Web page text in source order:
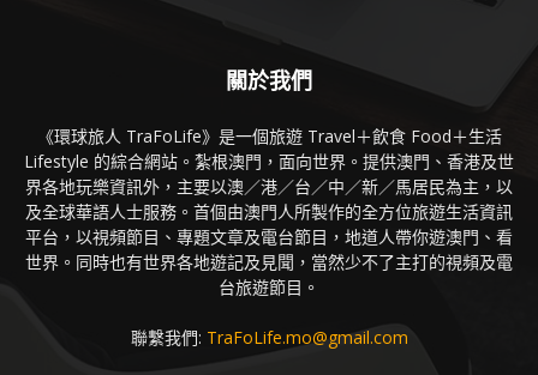
關於我們
《環球旅人 TraFoLife》是一個旅遊 Travel＋飲食 Food＋生活
Lifestyle 的綜合網站。紮根澳門，面向世界。提供澳門、香港及世
界各地玩樂資訊外，主要以澳／港／台／中／新／馬居民為主，以
及全球華語人士服務。首個由澳門人所製作的全方位旅遊生活資訊
平台，以視頻節目、專題文章及電台節目，地道人帶你遊澳門、看
世界。同時也有世界各地遊記及見聞，當然少不了主打的視頻及電
台旅遊節目。
聯繫我們: TraFoLife.mo@gmail.com